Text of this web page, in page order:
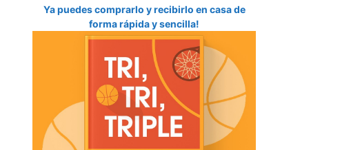
Ya puedes comprarlo y recibirlo en casa de
forma rápida y sencilla!